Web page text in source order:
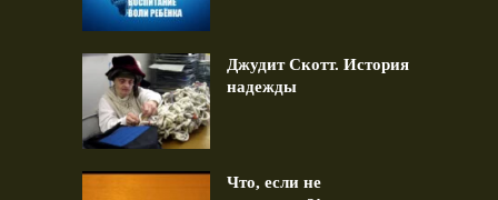
Джудит Скотт. История
надежды
Что, если не